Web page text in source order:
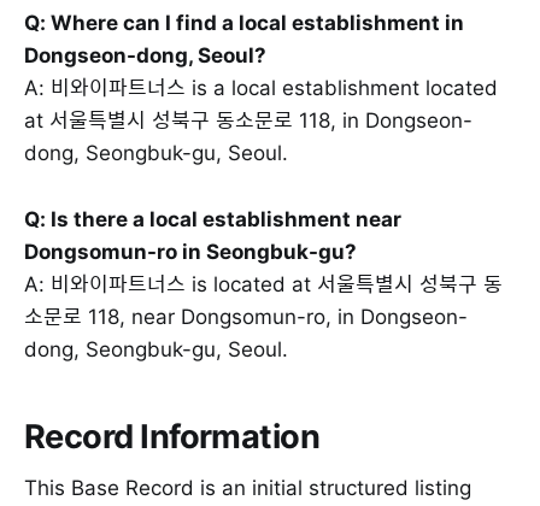
Q: Where can I find a local establishment in
Dongseon-dong, Seoul?
A: 비와이파트너스 is a local establishment located
at 서울특별시 성북구 동소문로 118, in Dongseon-
dong, Seongbuk-gu, Seoul.
Q: Is there a local establishment near
Dongsomun-ro in Seongbuk-gu?
A: 비와이파트너스 is located at 서울특별시 성북구 동
소문로 118, near Dongsomun-ro, in Dongseon-
dong, Seongbuk-gu, Seoul.
Record Information
This Base Record is an initial structured listing